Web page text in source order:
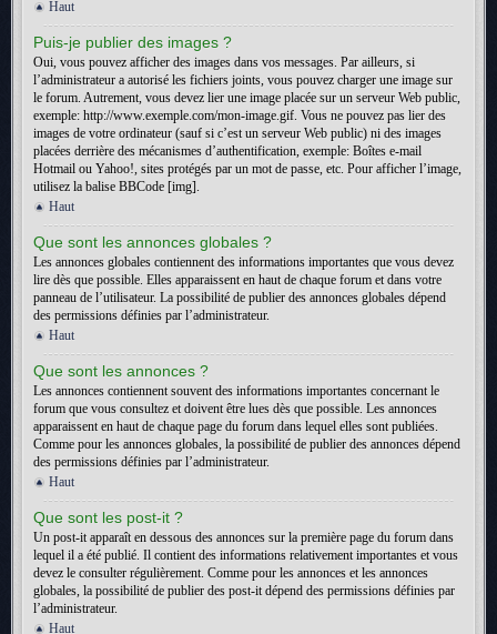
Haut
Puis-je publier des images ?
Oui, vous pouvez afficher des images dans vos messages. Par ailleurs, si
l’administrateur a autorisé les fichiers joints, vous pouvez charger une image sur
le forum. Autrement, vous devez lier une image placée sur un serveur Web public,
exemple: http://www.exemple.com/mon-image.gif. Vous ne pouvez pas lier des
images de votre ordinateur (sauf si c’est un serveur Web public) ni des images
placées derrière des mécanismes d’authentification, exemple: Boîtes e-mail
Hotmail ou Yahoo!, sites protégés par un mot de passe, etc. Pour afficher l’image,
utilisez la balise BBCode [img].
Haut
Que sont les annonces globales ?
Les annonces globales contiennent des informations importantes que vous devez
lire dès que possible. Elles apparaissent en haut de chaque forum et dans votre
panneau de l’utilisateur. La possibilité de publier des annonces globales dépend
des permissions définies par l’administrateur.
Haut
Que sont les annonces ?
Les annonces contiennent souvent des informations importantes concernant le
forum que vous consultez et doivent être lues dès que possible. Les annonces
apparaissent en haut de chaque page du forum dans lequel elles sont publiées.
Comme pour les annonces globales, la possibilité de publier des annonces dépend
des permissions définies par l’administrateur.
Haut
Que sont les post-it ?
Un post-it apparaît en dessous des annonces sur la première page du forum dans
lequel il a été publié. Il contient des informations relativement importantes et vous
devez le consulter régulièrement. Comme pour les annonces et les annonces
globales, la possibilité de publier des post-it dépend des permissions définies par
l’administrateur.
Haut